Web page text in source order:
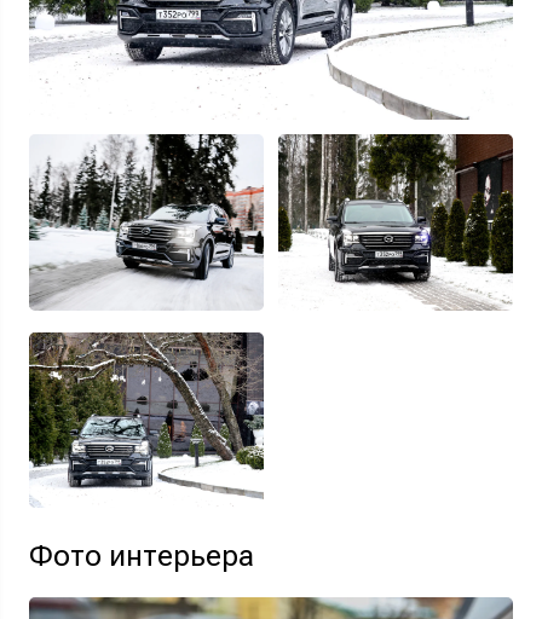
Отправляя данную форму Вы даетесогласие на обработкусвоих
персональных данных
Фото интерьера